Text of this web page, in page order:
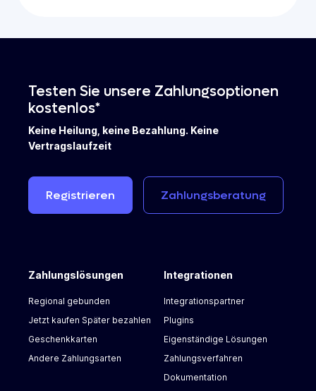
Testen Sie unsere Zahlungsoptionen
kostenlos*
Keine Heilung, keine Bezahlung. Keine
Vertragslaufzeit
Registrieren Zahlungsberatung
Zahlungslösungen
Regional gebunden
Jetzt kaufen Später bezahlen
Geschenkkarten
Andere Zahlungsarten
Integrationen
Integrationspartner
Plugins
Eigenständige Lösungen
Zahlungsverfahren
Dokumentation